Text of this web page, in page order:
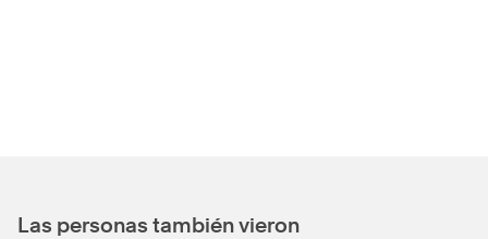
Las personas también vieron